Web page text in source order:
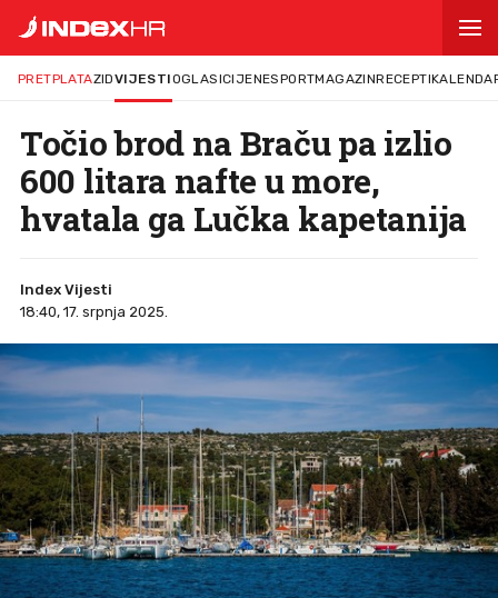
PRETPLATAZIDVIJESTIOGLASICIJENESPORTMAGAZINRECEPTI
Točio brod na Braču pa izlio
600 litara nafte u more,
hvatala ga Lučka kapetanija
Index Vijesti
18:40, 17. srpnja 2025.